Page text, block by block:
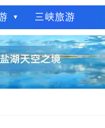
三峡旅游